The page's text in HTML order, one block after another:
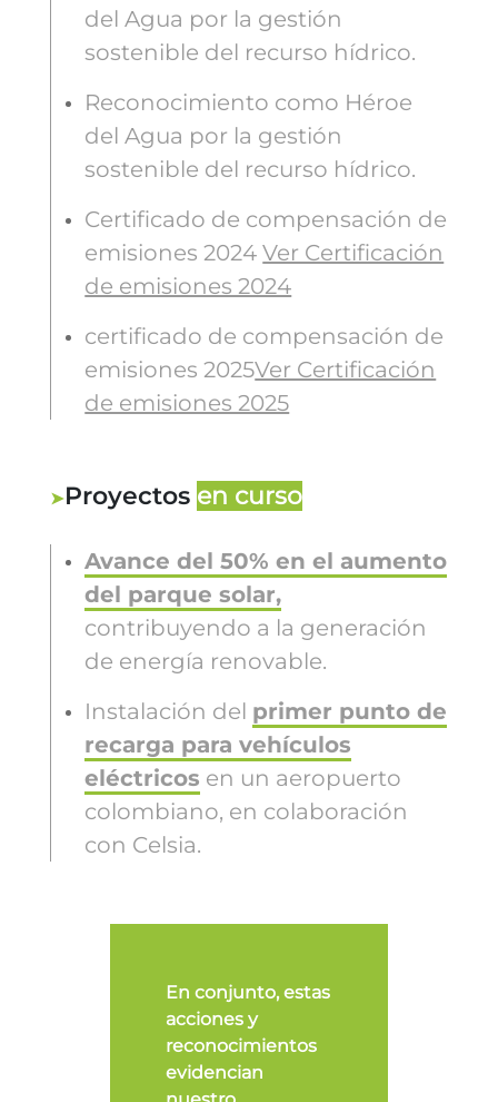
del Agua por la gestión
sostenible del recurso hídrico.
Reconocimiento como Héroe
del Agua por la gestión
sostenible del recurso hídrico.
Certificado de compensación de
emisiones 2024Ver Certificación
de emisiones 2024
certificado de compensación de
emisiones 2025Ver Certificación
de emisiones 2025
Proyectos en curso
Avance del 50% en el aumento
del parque solar,
contribuyendo a la generación
de energía renovable.
Instalación del primer punto de
recarga para vehículos
eléctricos en un aeropuerto
colombiano, en colaboración
con Celsia.
En conjunto, estas
acciones y
reconocimientos
evidencian